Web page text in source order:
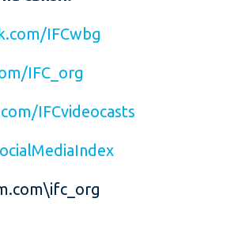
IFCwbg
IFC_org
IFCvideocasts